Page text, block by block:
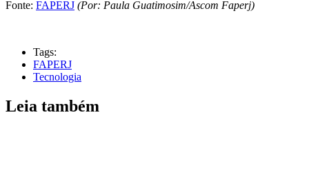
Fonte: FAPERJ (Por: Paula Guatimosim/Ascom Faperj)
Tags:
FAPERJ
Tecnologia
Leia também